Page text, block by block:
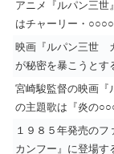
アニメ『ルパン三世
はチャーリー・○○○○
映画『ルパン三世
が秘密を暴こうとす
宮崎駿監督の映画『
の主題歌は『炎の
１９８５年発売のフ
カンフー』に登場す